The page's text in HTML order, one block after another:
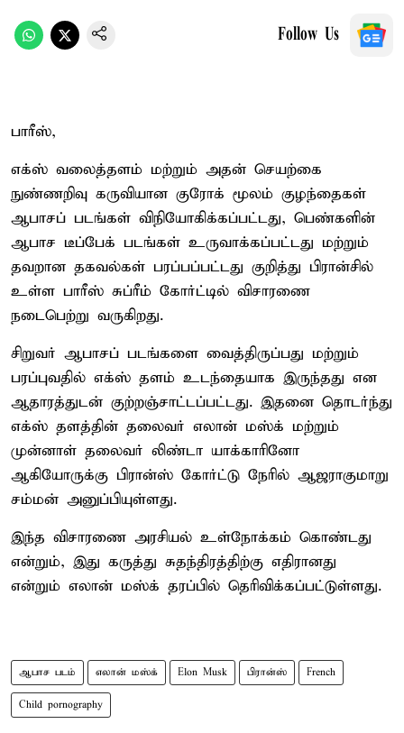
Follow Us
பாரீஸ்,
எக்ஸ் வலைத்தளம் மற்றும் அதன் செயற்கை
நுண்ணறிவு கருவியான குரோக் மூலம் குழந்தைகள்
ஆபாசப் படங்கள் விநியோகிக்கப்பட்டது, பெண்களின்
ஆபாச டீப்பேக் படங்கள் உருவாக்கப்பட்டது மற்றும்
தவறான தகவல்கள் பரப்பப்பட்டது குறித்து பிரான்சில்
உள்ள பாரீஸ் சுப்ரீம் கோர்ட்டில் விசாரணை
நடைபெற்று வருகிறது.
சிறுவர் ஆபாசப் படங்களை வைத்திருப்பது மற்றும்
பரப்புவதில் எக்ஸ் தளம் உடந்தையாக இருந்தது என
ஆதாரத்துடன் குற்றஞ்சாட்டப்பட்டது. இதனை தொடர்ந்து
எக்ஸ் தளத்தின் தலைவர் எலான் மஸ்க் மற்றும்
முன்னாள் தலைவர் லிண்டா யாக்காரினோ
ஆகியோருக்கு பிரான்ஸ் கோர்ட்டு நேரில் ஆஜராகுமாறு
சம்மன் அனுப்பியுள்ளது.
இந்த விசாரணை அரசியல் உள்நோக்கம் கொண்டது
என்றும், இது கருத்து சுதந்திரத்திற்கு எதிரானது
என்றும் எலான் மஸ்க் தரப்பில் தெரிவிக்கப்பட்டுள்ளது.
ஆபாச படம் எலான் மஸ்க் Elon Musk பிரான்ஸ் French
Child pornography